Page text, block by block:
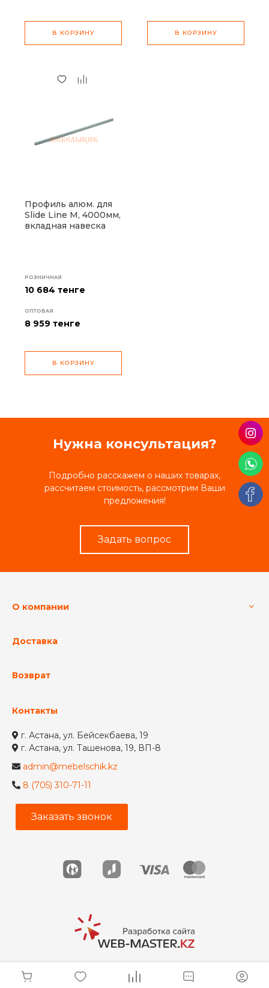
В КОРЗИНУ В КОРЗИНУ
Профиль алюм. для
Slide Line M, 4000мм,
вкладная навеска
РОЗНИЧНАЯ
10 684 тенге
ОПТОВАЯ
8 959 тенге
В КОРЗИНУ
Нужна консультация?
Подробно расскажем о наших товарах,
рассчитаем стоимость, рассмотрим Ваши
предложения!
Задать вопрос
О компании
Доставка
Возврат
Контакты
г. Астана, ул. Бейсекбаева, 19
г. Астана, ул. Ташенова, 19, ВП-8
admin@mebelschik.kz
8 (705) 310-71-11
Заказать звонок
© 2026 Мебельщик, Все права защищены